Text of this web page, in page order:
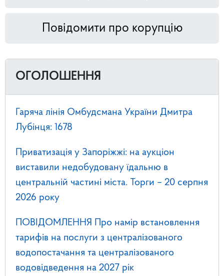
Повідомити про корупцію
ОГОЛОШЕННЯ
Гаряча лінія Омбудсмана України Дмитра
Лубінця: 1678
Приватизація у Запоріжжі: на аукціон
виставили недобудовану їдальню в
центральній частині міста. Торги – 20 серпня
2026 року
ПОВІДОМЛЕННЯ Про намір встановлення
тарифів на послуги з централізованого
водопостачання та централізованого
водовідведення на 2027 рік